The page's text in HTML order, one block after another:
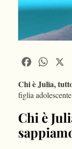
Facebook
Chi è Julia,
figlia
Chi è